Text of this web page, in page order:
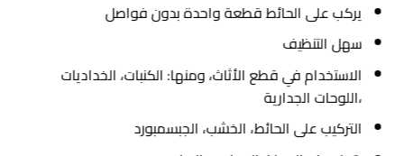
يركب على الحائط قطعة واحدة بدون فواصل
سهل التنظيف
الاستخدام في قطع الأثاث، ومنها: الكنبات، الخداديات
،اللوحات الجدارية
التركيب على الحائط، الخشب، الجبسمبورد